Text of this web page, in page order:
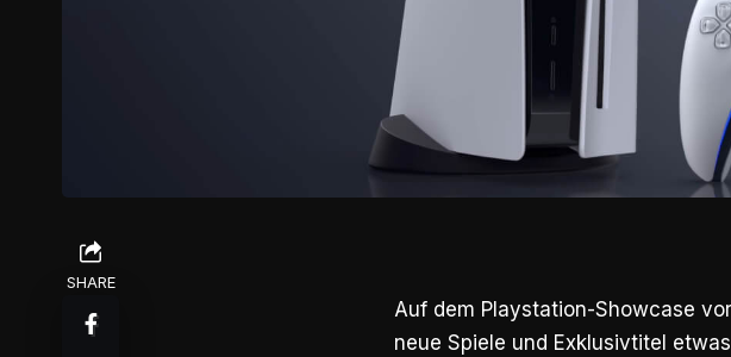
SHARE
Auf dem Playstation-Showcase
neue Spiele und Exklusivtitel